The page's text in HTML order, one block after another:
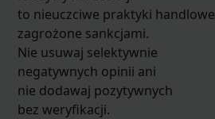
to nieuczciwe praktyki handlowe
zagrożone sankcjami.
Nie usuwaj selektywnie
negatywnych opinii ani
nie dodawaj pozytywnych
bez weryfikacji.